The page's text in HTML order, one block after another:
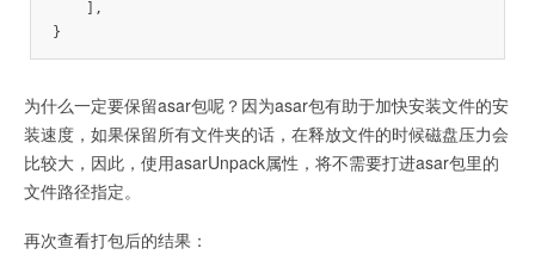
    ],
}
为什么一定要保留asar包呢？因为asar包有助于加快安装文件的安
装速度，如果保留所有文件夹的话，在释放文件的时候磁盘压力会
比较大，因此，使用asarUnpack属性，将不需要打进asar包里的
文件路径指定。
再次查看打包后的结果：